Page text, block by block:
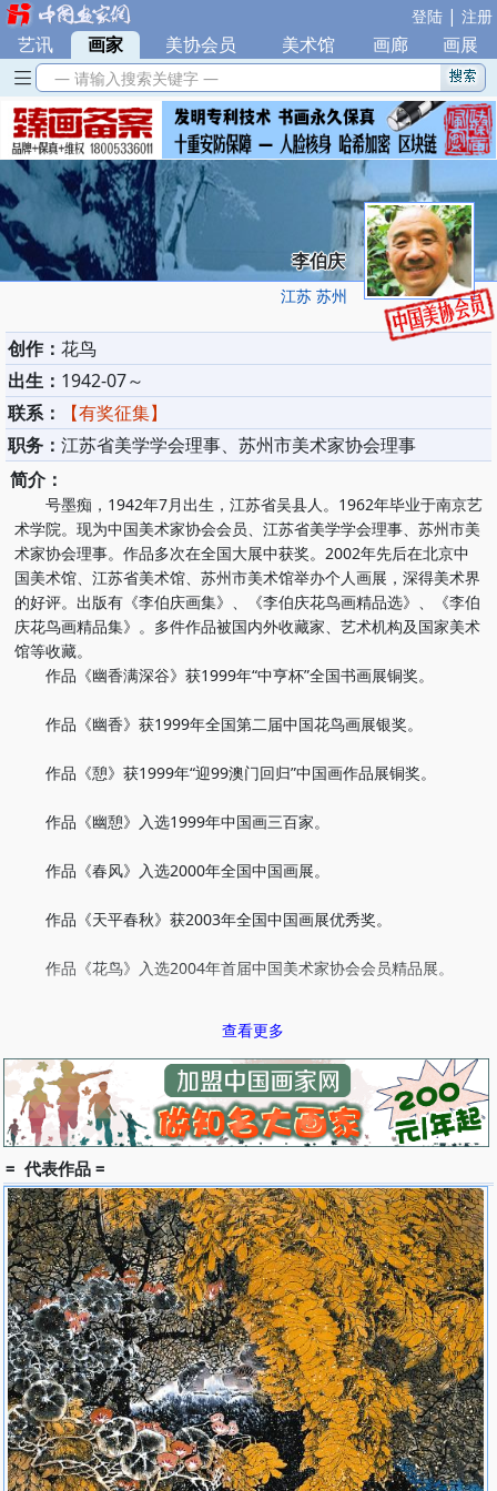
登陆 | 注册
艺讯 | 画家 美协会员 美术馆 画廊 画展
— 请输入搜索关键字 —
李伯庆
江苏 苏州
创作： 花鸟
出生： 1942-07～
联系：
【有奖征集】
职务： 江苏省美学学会理事、苏州市美术家协会理事
简介：
号墨痴，1942年7月出生，江苏省吴县人。1962年毕业于南京艺
术学院。现为中国美术家协会会员、江苏省美学学会理事、苏州市美
术家协会理事。作品多次在全国大展中获奖。2002年先后在北京中
国美术馆、江苏省美术馆、苏州市美术馆举办个人画展，深得美术界
的好评。出版有《李伯庆画集》、《李伯庆花鸟画精品选》、《李伯
庆花鸟画精品集》。多件作品被国内外收藏家、艺术机构及国家美术
馆等收藏。
作品《幽香满深谷》获1999年“中亨杯”全国书画展铜奖。
作品《幽香》获1999年全国第二届中国花鸟画展银奖。
作品《憩》获1999年“迎99澳门回归”中国画作品展铜奖。
作品《幽憩》入选1999年中国画三百家。
作品《春风》入选2000年全国中国画展。
作品《天平春秋》获2003年全国中国画展优秀奖。
作品《花鸟》入选2004年首届中国美术家协会会员精品展。
作品《幽香满涧谷》入选2005年中国百家金陵画展。
作品《花鸟》获2005年“太湖情”全国中国画展优秀奖（最高
奖）。
查看更多
= 代表作品 =